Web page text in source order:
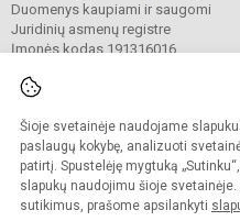
Šioje svetainėje naudojame
paslaugų kokybę, analizuoti
patirtį. Spustelėję mygtuką
slapukų naudojimu šioje
sutikimus, prašome apsilankyti
Duomenys kaupiami ir saugomi
Juridinių asmenų registre
Įmonės kodas 191316016
© 2025. Vilniaus r. Nemenčinės
Kopijuoti turinį be raštiško įstaigos
Versija
Sumanus būdas atnaujinti